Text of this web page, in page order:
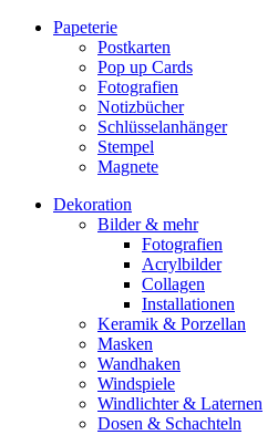
Papeterie
Postkarten
Pop up Cards
Fotografien
Notizbücher
Schlüsselanhänger
Stempel
Magnete
Dekoration
Bilder & mehr
Fotografien
Acrylbilder
Collagen
Installationen
Keramik & Porzellan
Masken
Wandhaken
Windspiele
Windlichter & Laternen
Dosen & Schachteln